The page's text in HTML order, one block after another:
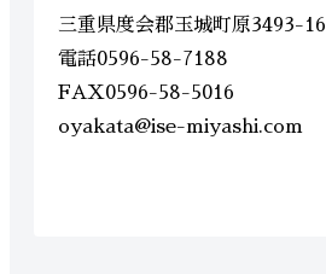
三重県度会郡玉城町原3493-16
電話0596-58-7188
FAX0596-58-5016
oyakata@ise-miyashi.com